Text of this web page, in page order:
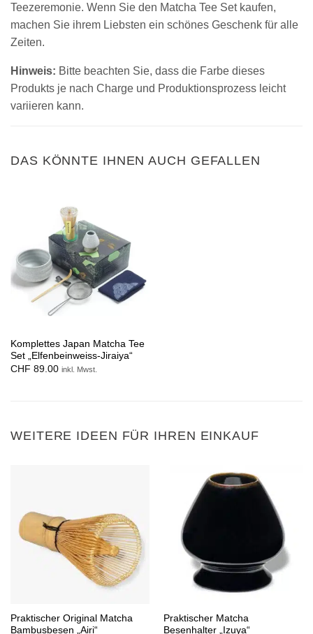
Teezeremonie. Wenn Sie den Matcha Tee Set kaufen,
machen Sie ihrem Liebsten ein schönes Geschenk für alle
Zeiten.
Hinweis: Bitte beachten Sie, dass die Farbe dieses
Produkts je nach Charge und Produktionsprozess leicht
variieren kann.
DAS KÖNNTE IHNEN AUCH GEFALLEN
Komplettes Japan Matcha Tee
Set „Elfenbeinweiss-Jiraiya“
CHF 89.00 inkl. Mwst.
WEITERE IDEEN FÜR IHREN EINKAUF
Praktischer Original Matcha
Bambusbesen „Airi“
Praktischer Matcha
Besenhalter „Izuya“